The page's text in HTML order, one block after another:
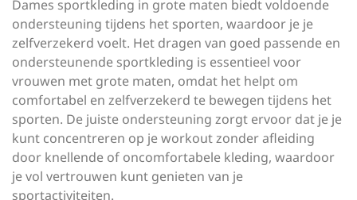
Dames sportkleding in grote maten biedt voldoende
ondersteuning tijdens het sporten, waardoor je je
zelfverzekerd voelt. Het dragen van goed passende en
ondersteunende sportkleding is essentieel voor
vrouwen met grote maten, omdat het helpt om
comfortabel en zelfverzekerd te bewegen tijdens het
sporten. De juiste ondersteuning zorgt ervoor dat je je
kunt concentreren op je workout zonder afleiding
door knellende of oncomfortabele kleding, waardoor
je vol vertrouwen kunt genieten van je
sportactiviteiten.